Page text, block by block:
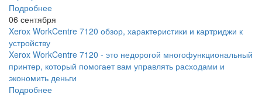
Подробнее
06 сентября
Xerox WorkCentre 7120 обзор, характеристики и картриджи к
устройству
Xerox WorkCentre 7120 - это недорогой многофункциональный
принтер, который помогает вам управлять расходами и
экономить деньги
Подробнее